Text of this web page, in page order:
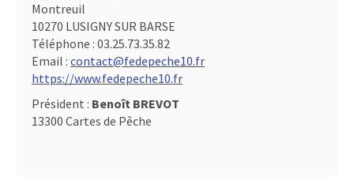
Montreuil
10270 LUSIGNY SUR BARSE
Téléphone : 03.25.73.35.82
Email : contact@fedepeche10.fr
https://www.fedepeche10.fr
Président : Benoît BREVOT
13300 Cartes de Pêche